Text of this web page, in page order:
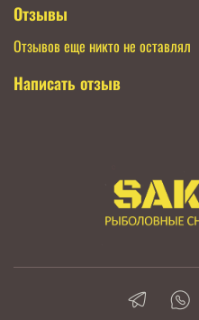
Отзывы
Отзывов еще никто не оставлял
Написать отзыв